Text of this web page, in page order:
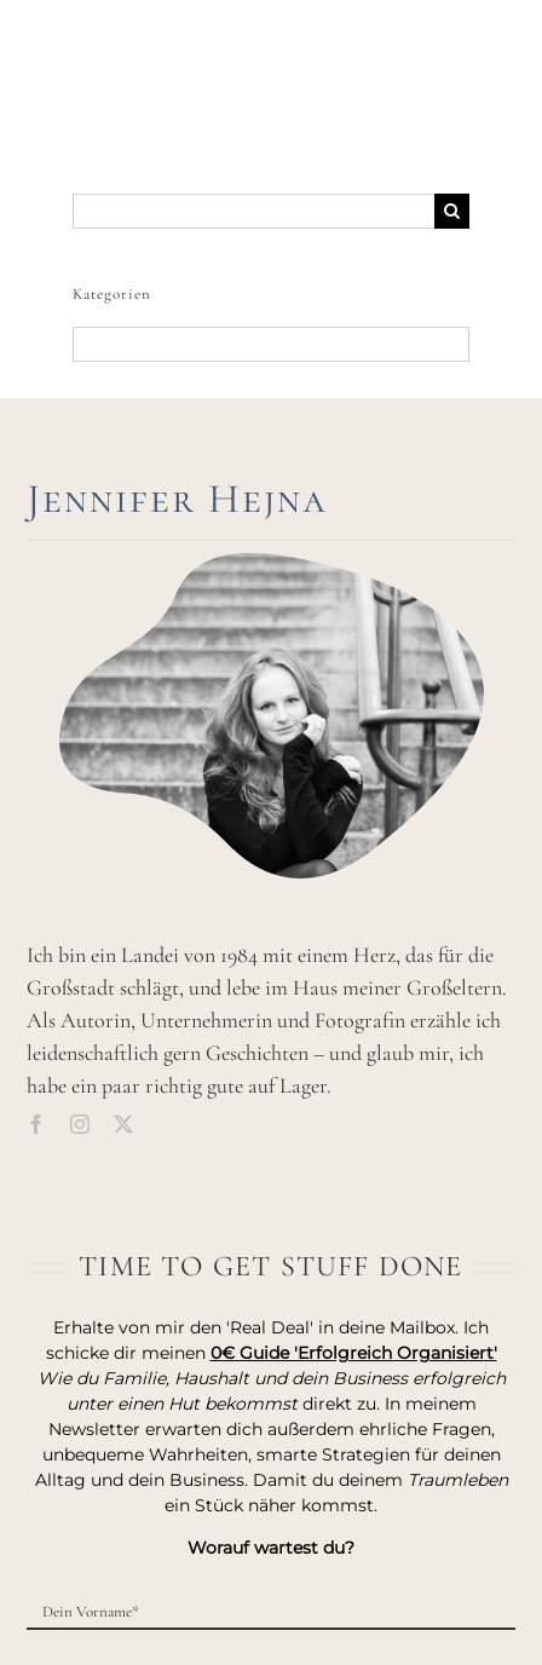
nach:
Kategorien
Jennifer Hejna
Ich bin ein Landei von 1984 mit einem Herz, das für die
Großstadt schlägt, und lebe im Haus meiner Großeltern.
Als Autorin, Unternehmerin und Fotografin erzähle ich
leidenschaftlich gern Geschichten – und glaub mir, ich
habe ein paar richtig gute auf Lager.
TIME TO GET STUFF DONE
Erhalte von mir den 'Real Deal' in deine Mailbox. Ich
schicke dir meinen 0€ Guide 'Erfolgreich Organisiert'
Wie du Familie, Haushalt und dein Business erfolgreich
unter einen Hut bekommstdirekt zu. In meinem
Newsletter erwarten dich außerdem ehrliche Fragen,
unbequeme Wahrheiten, smarte Strategien für deinen
Alltag und dein Business. Damit du deinem Traumleben
ein Stück näher kommst.
Worauf wartest du?